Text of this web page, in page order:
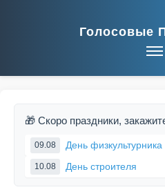
Голосовые
🎁 Скоро праздники,
09.08 День физкультурника
10.08 День строителя